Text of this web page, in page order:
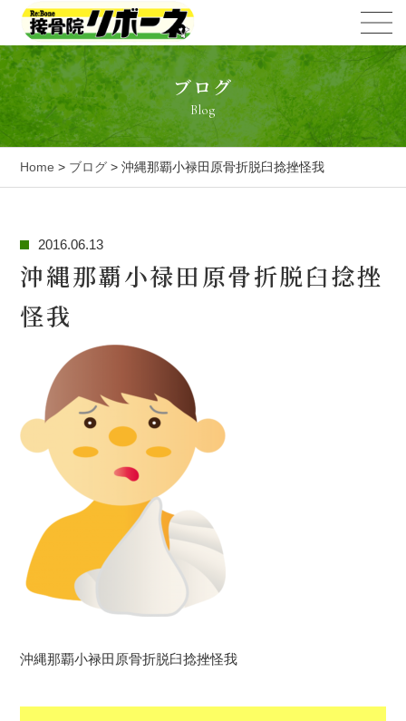
ブログ
Blog
Home > ブログ > 沖縄那覇小禄田原骨折脱臼捻挫怪我
2016.06.13
沖縄那覇小禄田原骨折脱臼捻挫
怪我
沖縄那覇小禄田原骨折脱臼捻挫怪我